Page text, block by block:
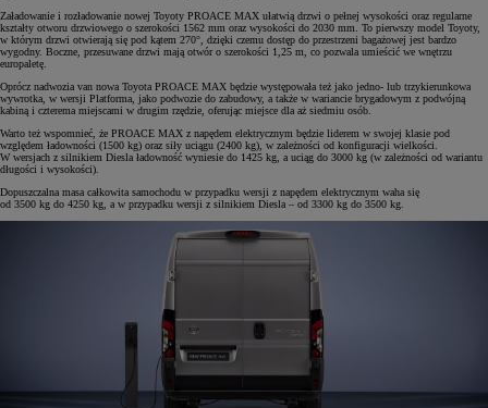
Załadowanie i rozładowanie nowej Toyoty PROACE MAX ułatwią drzwi o pełnej wysokości oraz regularne
kształty otworu drzwiowego o szerokości 1562 mm oraz wysokości do 2030 mm. To pierwszy model Toyoty,
w którym drzwi otwierają się pod kątem 270°, dzięki czemu dostęp do przestrzeni bagażowej jest bardzo
wygodny. Boczne, przesuwane drzwi mają otwór o szerokości 1,25 m, co pozwala umieścić we wnętrzu
europaletę.
Oprócz nadwozia van nowa Toyota PROACE MAX będzie występowała też jako jedno- lub trzykierunkowa
wywrotka, w wersji Platforma, jako podwozie do zabudowy, a także w wariancie brygadowym z podwójną
kabiną i czterema miejscami w drugim rzędzie, oferując miejsce dla aż siedmiu osób.
Warto też wspomnieć, że PROACE MAX z napędem elektrycznym będzie liderem w swojej klasie pod
względem ładowności (1500 kg) oraz siły uciągu (2400 kg), w zależności od konfiguracji wielkości.
W wersjach z silnikiem Diesla ładowność wyniesie do 1425 kg, a uciąg do 3000 kg (w zależności od wariantu
długości i wysokości).
Dopuszczalna masa całkowita samochodu w przypadku wersji z napędem elektrycznym waha się
od 3500 kg do 4250 kg, a w przypadku wersji z silnikiem Diesla – od 3300 kg do 3500 kg.